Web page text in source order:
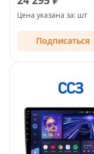
Цена указана за: шт
Подписаться